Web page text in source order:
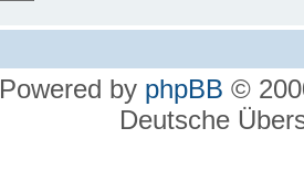
Powered by phpBB ©
Deutsche